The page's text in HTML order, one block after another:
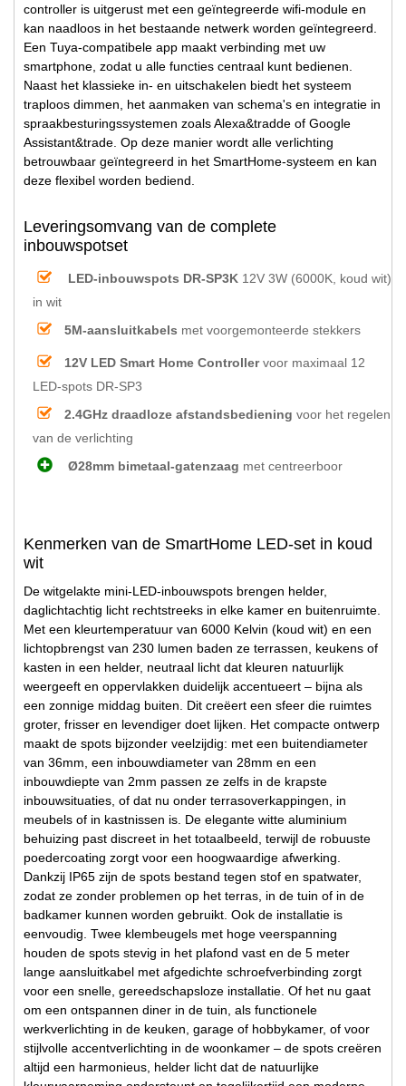
controller is uitgerust met een geïntegreerde wifi-module en
kan naadloos in het bestaande netwerk worden geïntegreerd.
Een Tuya-compatibele app maakt verbinding met uw
smartphone, zodat u alle functies centraal kunt bedienen.
Naast het klassieke in- en uitschakelen biedt het systeem
traploos dimmen, het aanmaken van schema's en integratie in
spraakbesturingssystemen zoals Alexa&tradde of Google
Assistant&trade. Op deze manier wordt alle verlichting
betrouwbaar geïntegreerd in het SmartHome-systeem en kan
deze flexibel worden bediend.
Leveringsomvang van de complete
inbouwspotset
LED-inbouwspots DR-SP3K 12V 3W (6000K, koud wit)
in wit
5M-aansluitkabels met voorgemonteerde stekkers
12V LED Smart Home Controllervoor maximaal 12
LED-spots DR-SP3
2.4GHz draadloze afstandsbediening voor het regelen
van de verlichting
Ø28mm bimetaal-gatenzaag met centreerboor
Kenmerken van de SmartHome LED-set in koud
wit
De witgelakte mini-LED-inbouwspots brengen helder,
daglichtachtig licht rechtstreeks in elke kamer en buitenruimte.
Met een kleurtemperatuur van 6000 Kelvin (koud wit) en een
lichtopbrengst van 230 lumen baden ze terrassen, keukens of
kasten in een helder, neutraal licht dat kleuren natuurlijk
weergeeft en oppervlakken duidelijk accentueert – bijna als
een zonnige middag buiten. Dit creëert een sfeer die ruimtes
groter, frisser en levendiger doet lijken. Het compacte ontwerp
maakt de spots bijzonder veelzijdig: met een buitendiameter
van 36mm, een inbouwdiameter van 28mm en een
inbouwdiepte van 2mm passen ze zelfs in de krapste
inbouwsituaties, of dat nu onder terrasoverkappingen, in
meubels of in kastnissen is. De elegante witte aluminium
behuizing past discreet in het totaalbeeld, terwijl de robuuste
poedercoating zorgt voor een hoogwaardige afwerking.
Dankzij IP65 zijn de spots bestand tegen stof en spatwater,
zodat ze zonder problemen op het terras, in de tuin of in de
badkamer kunnen worden gebruikt. Ook de installatie is
eenvoudig. Twee klembeugels met hoge veerspanning
houden de spots stevig in het plafond vast en de 5 meter
lange aansluitkabel met afgedichte schroefverbinding zorgt
voor een snelle, gereedschapsloze installatie. Of het nu gaat
om een ontspannen diner in de tuin, als functionele
werkverlichting in de keuken, garage of hobbykamer, of voor
stijlvolle accentverlichting in de woonkamer – de spots creëren
altijd een harmonieus, helder licht dat de natuurlijke